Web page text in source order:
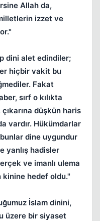
Allah da,
izzet ve
dini alet edindiler;
hiçbir vakit bu
Fakat
sırf o kılıkta
düşkün haris
vardır. Hükümdarlar
dine uygundur
yanlış hadisler
ve imanlı ulema
kinine hedef oldu."
İslam dinini,
üzere bir siyaset